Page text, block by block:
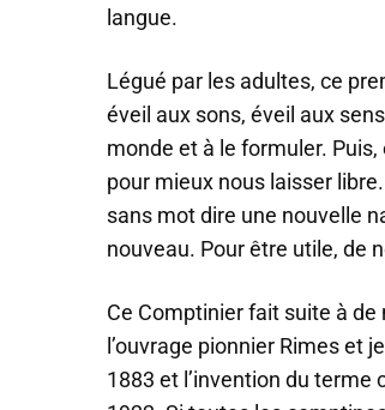
langue.
Légué par les adultes, ce
éveil aux sons, éveil aux
monde et à le formuler.
pour mieux nous laisser
sans mot dire une nouvelle
nouveau. Pour être utile, de
Ce Comptinier fait suite à
l’ouvrage pionnier Rimes et
1883 et l’invention du terme